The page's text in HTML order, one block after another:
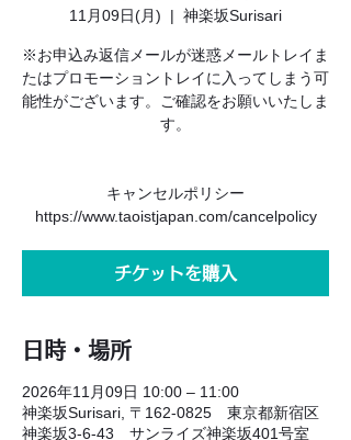
11月09日(月)
  |
神楽坂Surisari
※お申込み返信メールが迷惑メールトレイま
たはプロモーショントレイに入ってしまう可
能性がございます。ご確認をお願いいたしま
す。
キャンセルポリシー
https://www.taoistjapan.com/cancelpolicy
チケットを購入
日時・場所
2026年11月09日 10:00 – 11:00
神楽坂Surisari, 〒162-0825 東京都新宿区
神楽坂3-6-43 サンライズ神楽坂401号室